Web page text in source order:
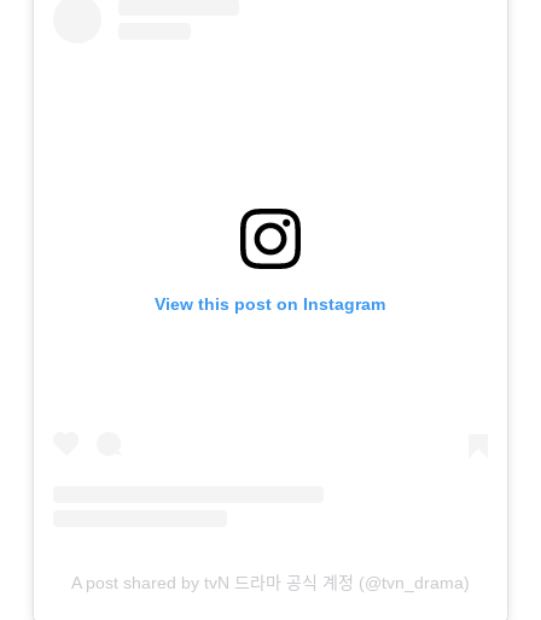
View this post on Instagram
A post shared by tvN 드라마 공식 계정 (@tvn_drama)